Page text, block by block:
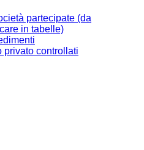
partecipate (da
in tabelle)
privato controllati